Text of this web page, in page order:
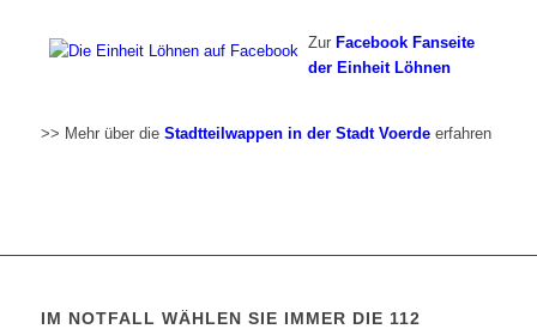
Zur Facebook Fanseite
der Einheit Löhnen
>> Mehr über die Stadtteilwappen in der Stadt Voerdeerfahren
IM NOTFALL WÄHLEN SIE IMMER DIE 112